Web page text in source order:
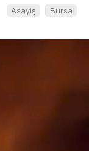
Asayiş Bursa